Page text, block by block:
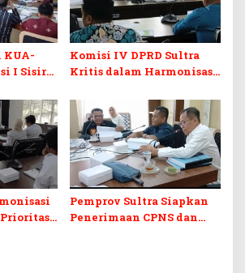
KUA-
I Sisir
Komisi IV DPRD Sultra
Kritis dalam Harmonisasi
Perubahan APBD 2026
Prioritas
Pemprov Sultra Siapkan
Penerimaan CPNS dan